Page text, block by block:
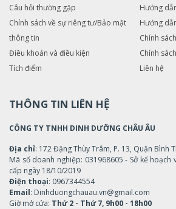
Câu hỏi thường gặp
Chính sách về sự riêng tư/Bảo mật
thông tin
Điều khoản và điều kiện
Tích điểm
Hướng
Hướng
Chính
Chính
Liên hệ
THÔNG TIN LIÊN HỆ
CÔNG TY TNHH DINH DƯỠNG CHÂU ÂU
Địa chỉ: 172 Đặng Thùy Trâm, P. 13, Quận Bình
Mã số doanh nghiệp: 031968605 - Sở kế hoạch
cấp ngày 18/10/2019
Điện thoại: 0967344554
Email: Dinhduongchauau.vn@gmail.com
Giờ mở cửa: Thứ 2 - Thứ 7, 9h00 - 18h00